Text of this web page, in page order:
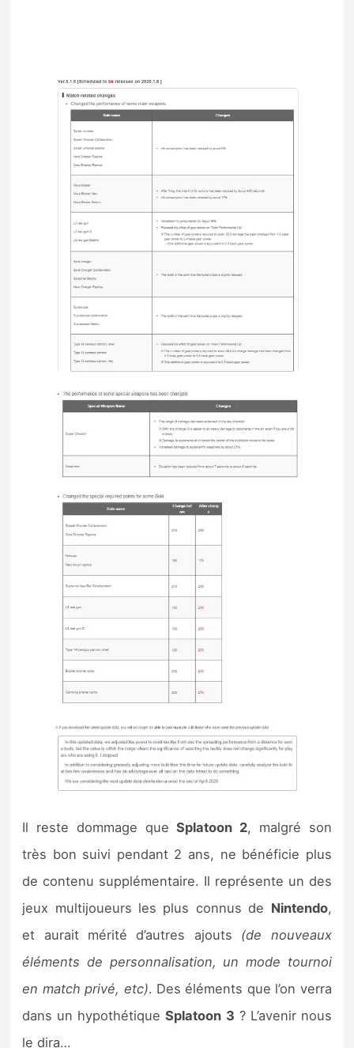
Il reste dommage queSplatoon 2, malgré son
très bon suivi pendant 2 ans, ne bénéficie plus
de contenu supplémentaire. Il représente un des
jeux multijoueurs les plus connus de Nintendo,
et aurait mérité d’autres ajouts (de nouveaux
éléments de personnalisation, un mode tournoi
en match privé, etc). Des éléments que l’on verra
dans un hypothétiqueSplatoon 3 ? L’avenir nous
le dira…